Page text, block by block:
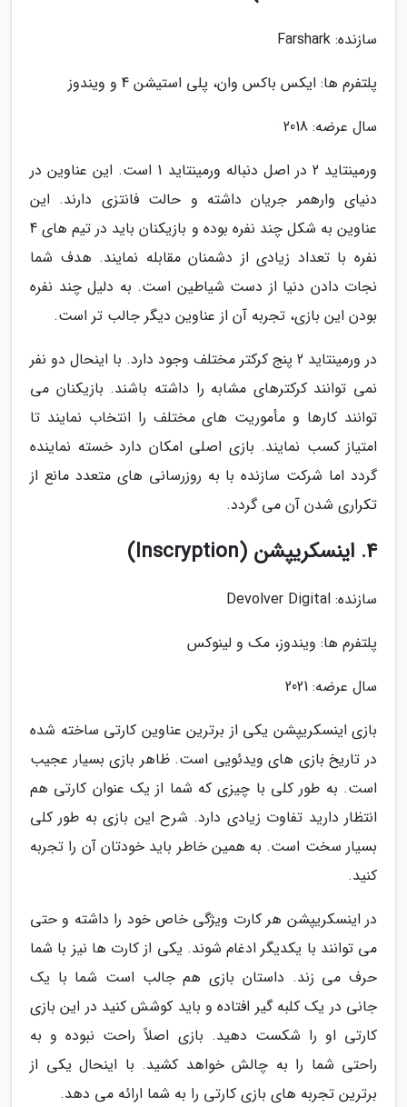
سازنده: Farshark
پلتفرم ها: ایکس باکس وان، پلی استیشن 4 و ویندوز
سال عرضه: 2018
ورمینتاید 2 در اصل دنباله ورمینتاید 1 است. این عناوین در
دنیای وارهمر جریان داشته و حالت فانتزی دارند. این
عناوین به شکل چند نفره بوده و بازیکنان باید در تیم های 4
نفره با تعداد زیادی از دشمنان مقابله نمایند. هدف شما
نجات دادن دنیا از دست شیاطین است. به دلیل چند نفره
بودن این بازی، تجربه آن از عناوین دیگر جالب تر است.
در ورمینتاید 2 پنج کرکتر مختلف وجود دارد. با اینحال دو نفر
نمی توانند کرکترهای مشابه را داشته باشند. بازیکنان می
توانند کارها و مأموریت های مختلف را انتخاب نمایند تا
امتیاز کسب نمایند. بازی اصلی امکان دارد خسته نماینده
گردد اما شرکت سازنده با به روزرسانی های متعدد مانع از
تکراری شدن آن می گردد.
4. اینسکریپشن (Inscryption)
سازنده: Devolver Digital
پلتفرم ها: ویندوز، مک و لینوکس
سال عرضه: 2021
بازی اینسکریپشن یکی از برترین عناوین کارتی ساخته شده
در تاریخ بازی های ویدئویی است. ظاهر بازی بسیار عجیب
است. به طور کلی با چیزی که شما از یک عنوان کارتی هم
انتظار دارید تفاوت زیادی دارد. شرح این بازی به طور کلی
بسیار سخت است. به همین خاطر باید خودتان آن را تجربه
کنید.
در اینسکریپشن هر کارت ویژگی خاص خود را داشته و حتی
می توانند با یکدیگر ادغام شوند. یکی از کارت ها نیز با شما
حرف می زند. داستان بازی هم جالب است شما با یک
جانی در یک کلبه گیر افتاده و باید کوشش کنید در این بازی
کارتی او را شکست دهید. بازی اصلاً راحت نبوده و به
راحتی شما را به چالش خواهد کشید. با اینحال یکی از
برترین تجربه های بازی کارتی را به شما ارائه می دهد.